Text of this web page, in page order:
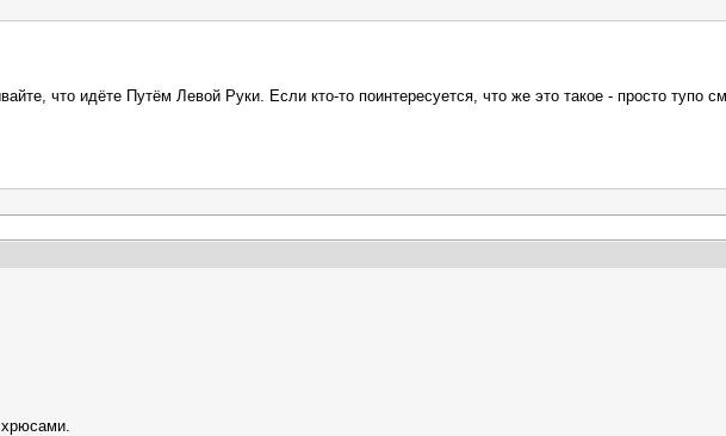
что идёте Путём Левой Руки. Если кто-то поинтересуется, что же это такое - просто тупо
хрюсами.